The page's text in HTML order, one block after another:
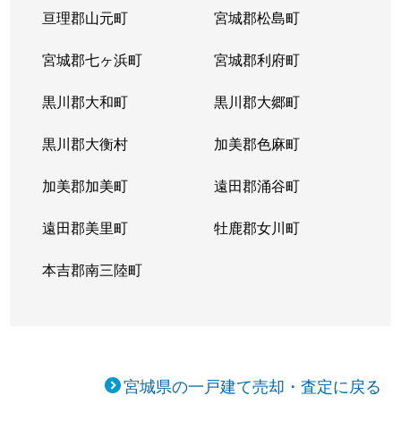
亘理郡山元町 宮城郡松島町
宮城郡七ヶ浜町 宮城郡利府町
黒川郡大和町 黒川郡大郷町
黒川郡大衡村 加美郡色麻町
加美郡加美町 遠田郡涌谷町
遠田郡美里町 牡鹿郡女川町
本吉郡南三陸町
宮城県の一戸建て売却・査定に戻る